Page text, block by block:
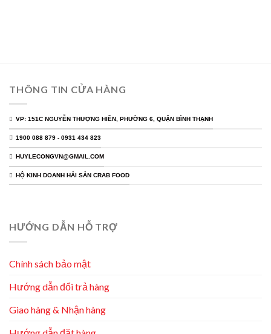
THÔNG TIN CỬA HÀNG
VP: 151C NGUYỄN THƯỢNG HIỀN, PHƯỜNG 6, QUẬN BÌNH THẠNH
1900 088 879 - 0931 434 823
HUYLECONGVN@GMAIL.COM
HỘ KINH DOANH HẢI SẢN CRAB FOOD
HƯỚNG DẪN HỖ TRỢ
Chính sách bảo mật
Hướng dẫn đổi trả hàng
Giao hàng & Nhận hàng